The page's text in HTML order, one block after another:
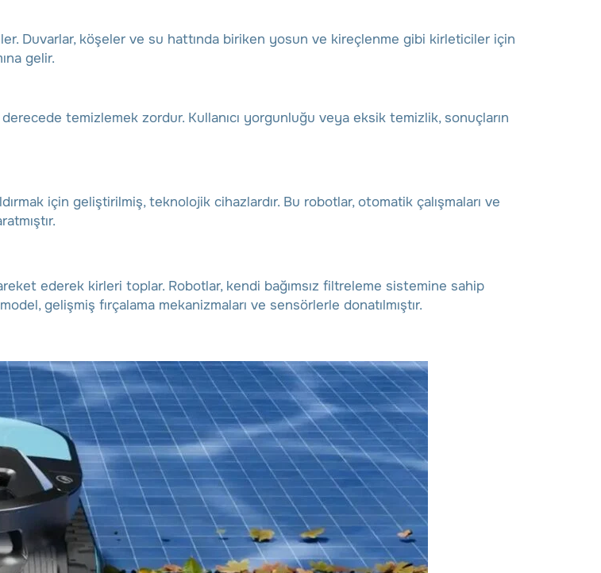
Duvarlar, köşeler ve su hattında biriken yosun ve kireçlenme gibi kirleticiler için
gelir.
temizlemek zordur. Kullanıcı yorgunluğu veya eksik temizlik, sonuçların
için geliştirilmiş, teknolojik cihazlardır. Bu robotlar, otomatik çalışmaları ve
ederek kirleri toplar. Robotlar, kendi bağımsız filtreleme sistemine sahip
gelişmiş fırçalama mekanizmaları ve sensörlerle donatılmıştır.